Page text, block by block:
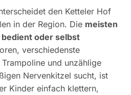
den Ketteler Hof
in der Region. Die meisten
oder selbst
verschiedenste
und unzählige
Nervenkitzel sucht, ist
Kinder einfach klettern,